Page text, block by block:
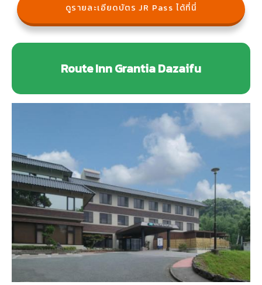
ดูรายละเอียดบัตร JR Pass ได้ที่นี่
Route Inn Grantia Dazaifu